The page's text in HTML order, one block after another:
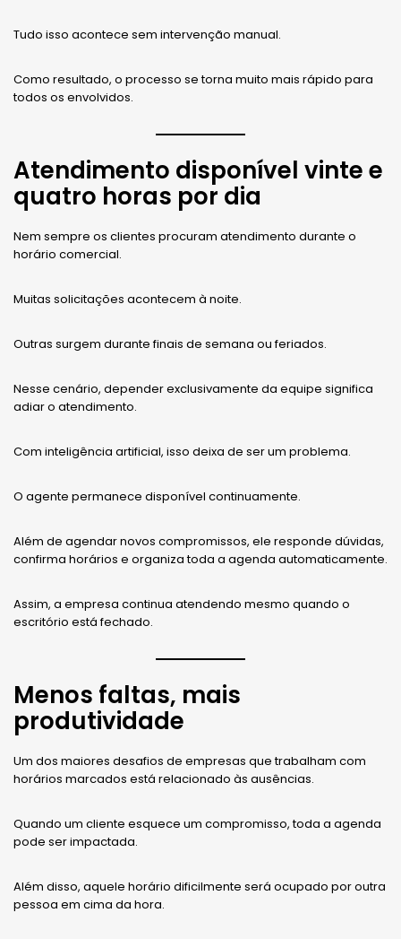
Tudo isso acontece sem intervenção manual.
Como resultado, o processo se torna muito mais rápido para
todos os envolvidos.
Atendimento disponível vinte e
quatro horas por dia
Nem sempre os clientes procuram atendimento durante o
horário comercial.
Muitas solicitações acontecem à noite.
Outras surgem durante finais de semana ou feriados.
Nesse cenário, depender exclusivamente da equipe significa
adiar o atendimento.
Com inteligência artificial, isso deixa de ser um problema.
O agente permanece disponível continuamente.
Além de agendar novos compromissos, ele responde dúvidas,
confirma horários e organiza toda a agenda automaticamente.
Assim, a empresa continua atendendo mesmo quando o
escritório está fechado.
Menos faltas, mais
produtividade
Um dos maiores desafios de empresas que trabalham com
horários marcados está relacionado às ausências.
Quando um cliente esquece um compromisso, toda a agenda
pode ser impactada.
Além disso, aquele horário dificilmente será ocupado por outra
pessoa em cima da hora.